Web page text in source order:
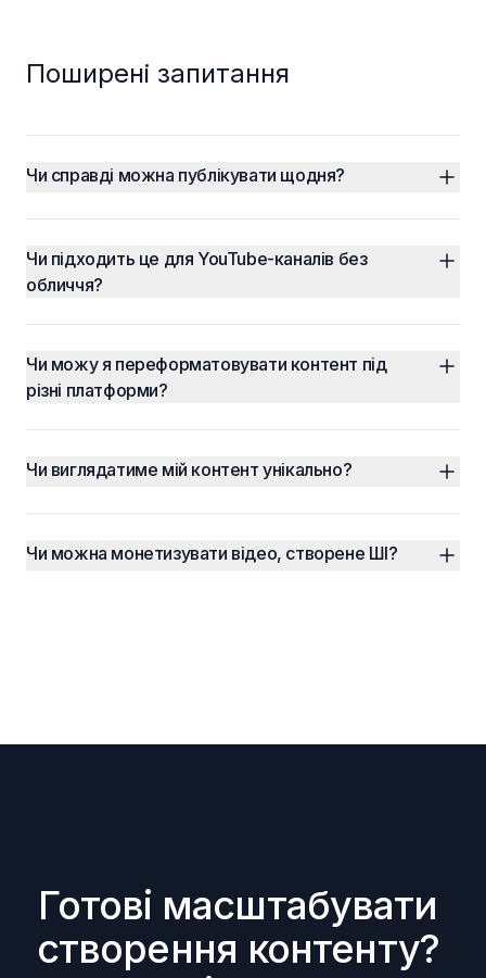
Поширені запитання
Чи справді можна публікувати щодня?
Чи підходить це для YouTube-каналів без
обличчя?
Чи можу я переформатовувати контент під
різні платформи?
Чи виглядатиме мій контент унікально?
Чи можна монетизувати відео, створене ШІ?
Готові масштабувати
створення контенту?